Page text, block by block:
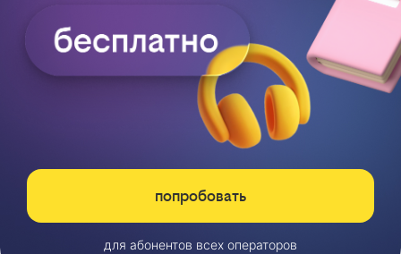
попробовать
для абонентов всех операторов